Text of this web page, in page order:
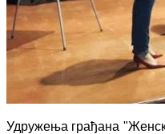
Удружења грађана